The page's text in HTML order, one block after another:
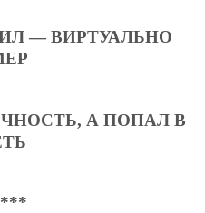
— ВИРТУАЛЬНО
А ПОПАЛ В
***